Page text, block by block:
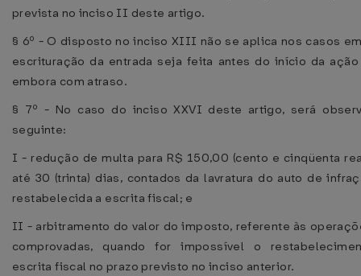
prevista no inciso II deste artigo.
§ 6º - O disposto no inciso XIII não se aplica nos casos
escrituração da entrada seja feita antes do início da
embora com atraso.
§ 7º - No caso do inciso XXVI deste artigo, será
seguinte:
I - redução de multa para R$ 150,00 (cento e cinqüenta
até 30 (trinta) dias, contados da lavratura do auto de
restabelecida a escrita fiscal; e
II - arbitramento do valor do imposto, referente às
comprovadas, quando for impossível o
escrita fiscal no prazo previsto no inciso anterior.